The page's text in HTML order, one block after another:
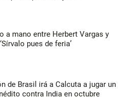
a mano entre Herbert Vargas y
pues de feria’
de Brasil irá a Calcuta a jugar un
contra India en octubre